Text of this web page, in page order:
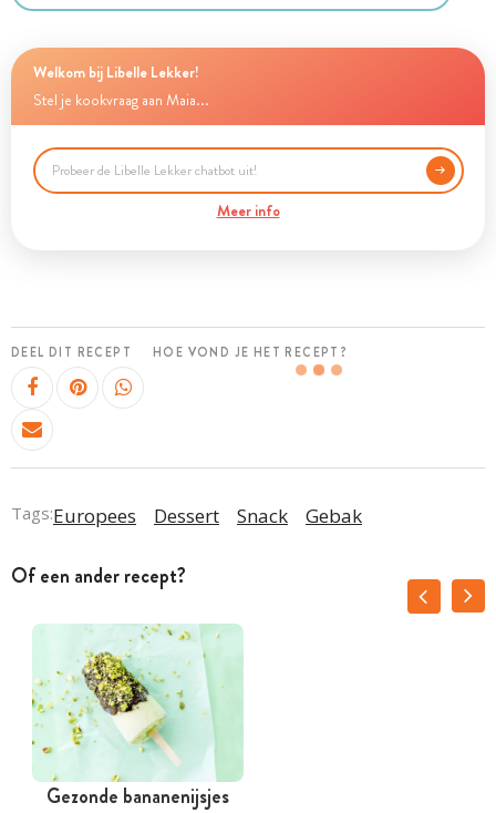
Welkom bij Libelle Lekker!
Stel je kookvraag aan Maia...
Meer info
DEEL DIT RECEPT HOE VOND JE HET RECEPT?
Tags:Europees Dessert Snack Gebak
Of een ander recept?
Gezonde bananenijsjes